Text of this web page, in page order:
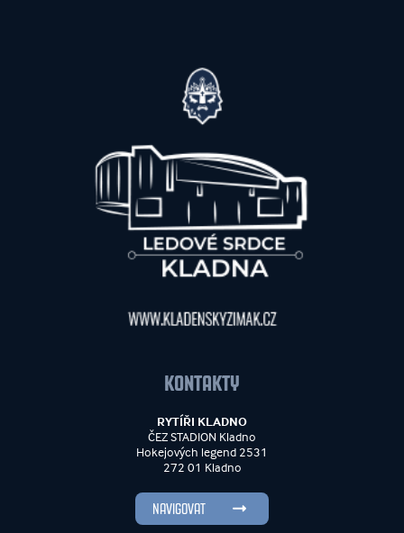
KONTAKTY
RYTÍŘI KLADNO
ČEZ STADION Kladno
Hokejových legend 2531
272 01 Kladno
NAVIGOVAT